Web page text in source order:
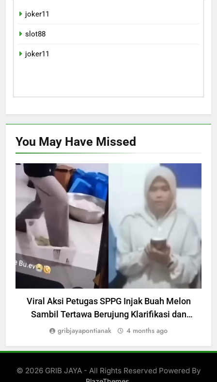
joker11
slot88
joker11
You May Have Missed
INVESTIGASI
Viral Aksi Petugas SPPG Injak Buah Melon
Sambil Tertawa Berujung Klarifikasi dan
Permintaan Maaf
gribjayapontianak 4 months ago
© 2026 GRIB JAYA - All Rights Reserved Powered By